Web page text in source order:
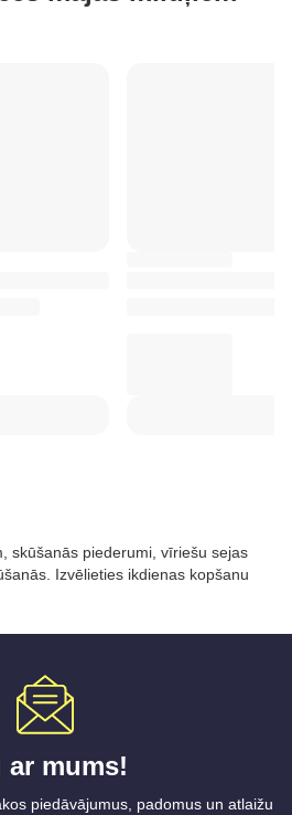
skūšanās piederumi, vīriešu sejas
Izvēlieties ikdienas kopšanu
ar mums!
piedāvājumus, padomus un atlaižu